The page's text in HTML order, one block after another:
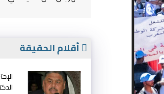
أقلام الحقيقة